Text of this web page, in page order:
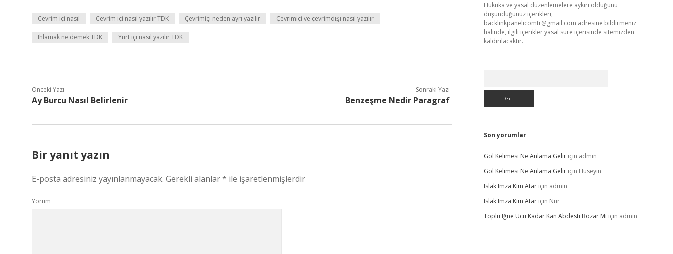
Cevrim içi nasıl Cevrim içi nasıl yazılır TDK Çevrimiçi neden ayrı yazılır Çevrimiçi ve çevrimdışı nasıl yazılır
Ihlamak ne demek TDK Yurt içi nasıl yazılır TDK
Önceki Yazı
Ay Burcu Nasıl Belirlenir
Sonraki Yazı
Benzeşme Nedir Paragraf
Bir yanıt yazın
E-posta adresiniz yayınlanmayacak. Gerekli alanlar* ile işaretlenmişlerdir
Yorum
Hukuka ve yasal düzenlemelere aykırı olduğunu
düşündüğünüz içerikleri,
backlinkpanelicomtr@gmail.com adresine bildirmeniz
halinde, ilgili içerikler yasal süre içerisinde sitemizden
kaldırılacaktır.
Son yorumlar
Gol Kelimesi Ne Anlama Geliriçin admin
Gol Kelimesi Ne Anlama Geliriçin Hüseyin
Islak Imza Kim Atariçin admin
Islak Imza Kim Atariçin Nur
Toplu Iğne Ucu Kadar Kan Abdesti Bozar Mı için admin